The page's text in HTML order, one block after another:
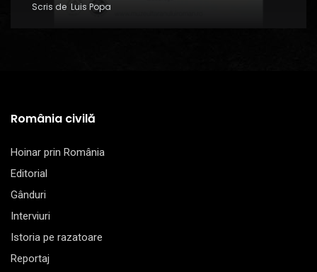
Scris de Luis Popa
România civilă
Hoinar prin România
Editorial
Gânduri
Interviuri
Istoria pe razatoare
Reportaj